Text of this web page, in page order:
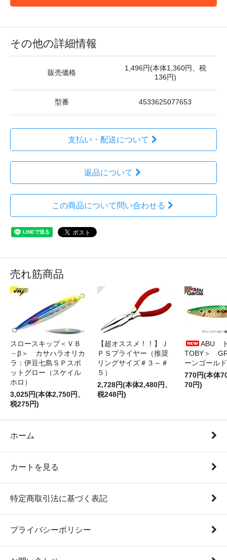
その他の詳細情報
販売価格
1,496円(本体1,360円、税
136円)
型番 4533625077653
支払い・配送について
返品について
この商品について問い合わせる
売れ筋商品
スロースキップ＜ＶＢ
－β＞ カサハラオリカ
ラ：伊豆七島ＳＰスポ
ットグロー（スケイル
ホロ）
3,025円(本体2,750円、
税275円)
【超オススメ！！】Ｊ
ＰＳプライヤー（推奨
リングサイズ＃３～＃
５）
2,728円(本体2,480円、
税248円)
ABU
TOBY＞
ーンゴールド
770円(本体
70円)
ホーム
カートを見る
特定商取引法に基づく表記
プライバシーポリシー